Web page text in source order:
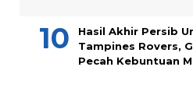
Hasil Akhir Persib
Tampines Rovers,
Pecah Kebuntuan